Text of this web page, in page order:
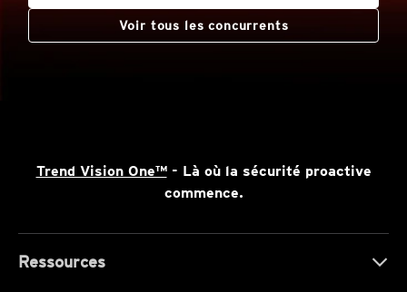
Voir tous les concurrents
Trend Vision One™- Là où la sécurité proactive
commence.
Ressources